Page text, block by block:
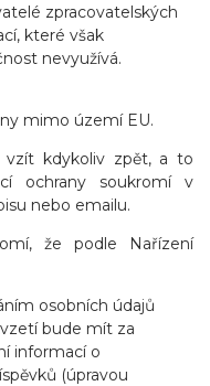
zpracovatelských
které však
nevyužívá.
mimo území EU.
vzít kdykoliv zpět, a to
ochrany soukromí v
nebo emailu.
že podle Nařízení
osobních údajů
bude mít za
informací o
(úpravou